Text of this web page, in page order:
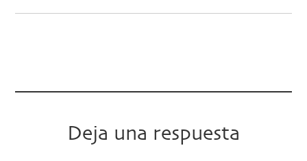
Deja una respuesta